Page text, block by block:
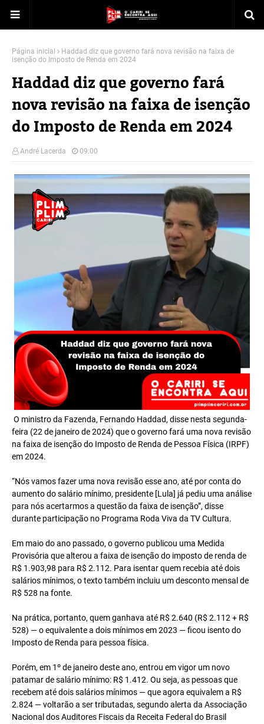
Página inicial
Haddad diz que governo fará nova revisão na faixa de
isenção do Imposto de Renda em 2024
Haddad diz que governo fará
nova revisão na faixa de isenção
do Imposto de Renda em 2024
André Lacerda 09:00
O ministro da Fazenda, Fernando Haddad, disse nesta segunda-
feira (22 de janeiro de 2024) que o governo fará uma nova revisão
na faixa de isenção do Imposto de Renda de Pessoa Física (IRPF)
em 2024.
“Nós vamos fazer uma nova revisão esse ano, até por conta do
aumento do salário mínimo, presidente [Lula] já pediu uma análise
para nós acertarmos a questão da faixa de isenção”, disse
durante participação no Programa Roda Viva da TV Cultura.
Em maio do ano passado, o governo publicou uma Medida
Provisória que alterou a faixa de isenção do imposto de renda de
R$ 1.903,98 para R$ 2.112. Para isentar quem recebia até dois
salários mínimos, o texto também incluiu um desconto mensal de
R$ 528 na fonte.
Na prática, portanto, quem ganhava até R$ 2.640 (R$ 2.112 + R$
528) — o equivalente a dois mínimos em 2023 — ficou isento do
Imposto de Renda para pessoa física.
Porém, em 1º de janeiro deste ano, entrou em vigor um novo
patamar de salário mínimo: R$ 1.412. Ou seja, as pessoas que
recebem até dois salários mínimos — que agora equivalem a R$
2.824 — voltarão a ser tributadas, segundo alerta da Associação
Nacional dos Auditores Fiscais da Receita Federal do Brasil